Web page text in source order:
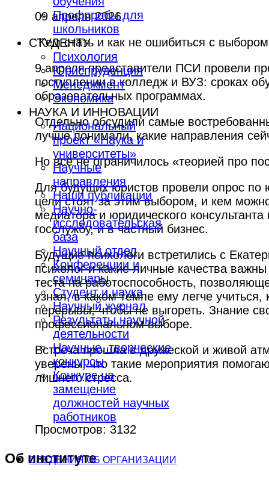
Профпробы для
школьников
СТУДЕНТУ
Психология
Юриспруденция
Менеджмент
Экономика
НАУКА И ИННОВАЦИИ
Национальный
проект «Наука и
университеты»
Научные
направления
Наши публикации
Научно-
исследовательская
база
Научный отдел
Конференции и
семинары
Студент и наука
Научный журнал
Результаты научной
деятельности
Научные, творческие
конкурсы
Конкурс на
замещение
должностей научных
работников
СВЕДЕНИЯ ОБ ОРГАНИЗАЦИИ
09 апреля 2026
Кем стать и как не ошибиться с
9 апреля представители ПСИ провели
поступлении в колледж и ВУЗ: сроках
образовательных программах.
Отдельно обсудили самые
лучше понимали, какие направления
Но всё не ограничилось «теорией про
Для будущих юристов провели опрос по
цели стоят за этим выбором, и кем
медиатора и юридического
госслужбу, и в частный бизнес.
Будущие психологи встретились с
психолог и какие личные качества
теста на работоспособность,
узнал, в каком темпе ему легче
перерывы, чтобы не выгореть. Знание
профессиональном выборе.
Встреча прошла в дружеской и живой
уверены, что такие мероприятия
лишнего стресса.
Просмотров: 3132
Об институте